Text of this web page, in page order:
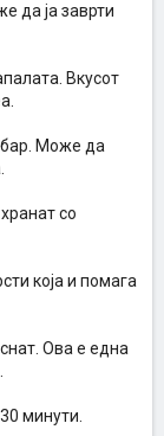
да ја заврти
Вкусот
Може да
со
која и помага
Ова е една
минути.